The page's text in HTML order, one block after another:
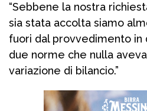
“Sebbene la nostra
sia stata accolta siamo
fuori dal provvedimento in
due norme che nulla
variazione di bilancio.”